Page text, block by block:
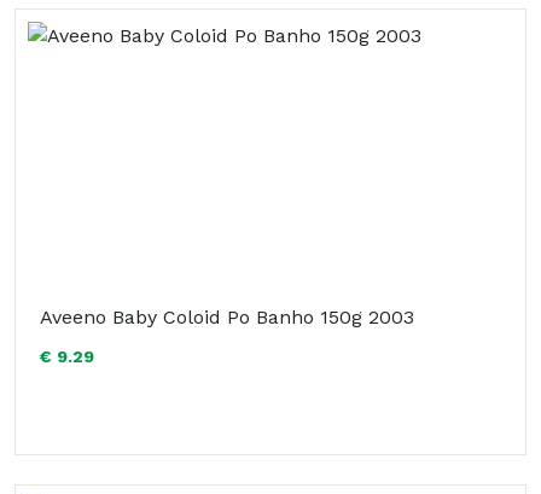
Aveeno Baby Coloid Po Banho 150g 2003
€ 9.29